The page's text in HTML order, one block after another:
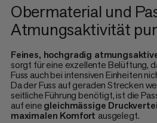
Obermaterial und
Atmungsaktivität pur
Feines, hochgradig
sorgt für eine exzellente Belüftung,
Fuss auch bei intensiven Einheiten
Da der Fuss auf geraden Strecken
seitliche Führung benötigt, ist die
auf einegleichmässige
maximalen Komfort ausgelegt.